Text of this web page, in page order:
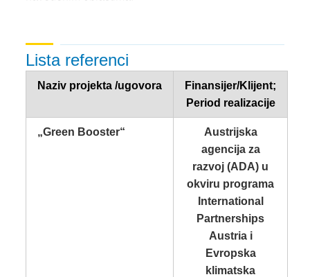
Lista referenci
Naziv projekta /ugovora
Finansijer/Klijent;
Period realizacije
„Green Booster“
Austrijska
agencija za
razvoj (ADA) u
okviru programa
International
Partnerships
Austria i
Evropska
klimatska